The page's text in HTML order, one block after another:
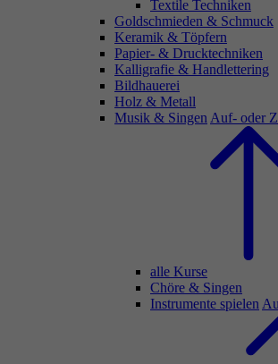
Textile Techniken
Goldschmieden & Schmuck
Keramik & Töpfern
Papier- & Drucktechniken
Kalligrafie & Handlettering
Bildhauerei
Holz & Metall
Musik & Singen Auf- oder
alle Kurse
Chöre & Singen
Instrumente spielen